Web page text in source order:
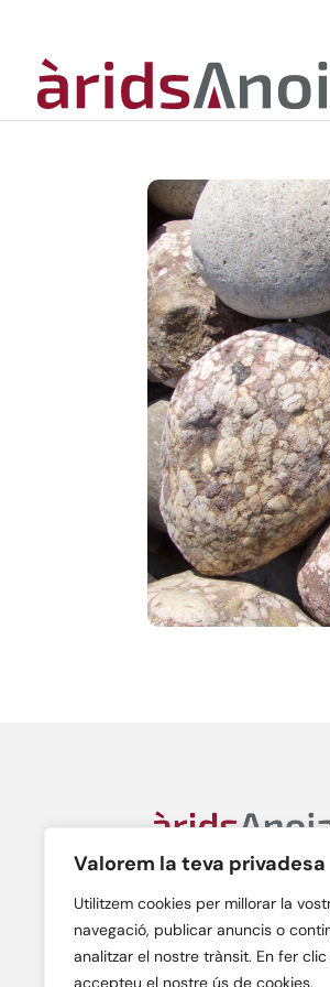
Valorem la teva privadesa
Utilitzem cookies per millorar la
navegació, publicar anuncis o
analitzar el nostre trànsit. En fer
accepteu el nostre ús de cookies.
Àrids Anoia, S.L.
C/ Gran Bretanya, n. 38A
08700 – Igualada